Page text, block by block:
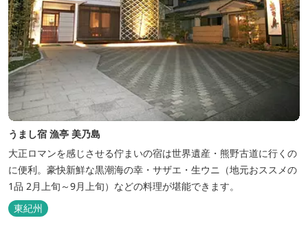
うまし宿 漁亭 美乃島
大正ロマンを感じさせる佇まいの宿は世界遺産・熊野古道に行くの
に便利。豪快新鮮な黒潮海の幸・サザエ・生ウニ（地元おススメの
1品 2月上旬～9月上旬）などの料理が堪能できます。
東紀州